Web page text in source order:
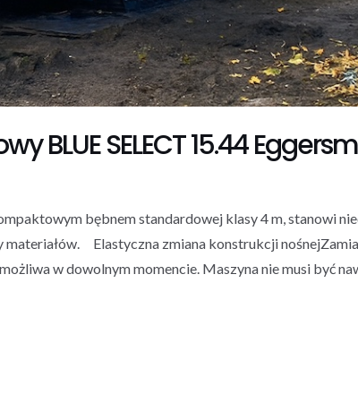
BLUE SELECT 15.44
bębnem standardowej klasy 4 m, stanowi
Elastyczna zmiana konstrukcji
w dowolnym momencie. Maszyna nie musi być